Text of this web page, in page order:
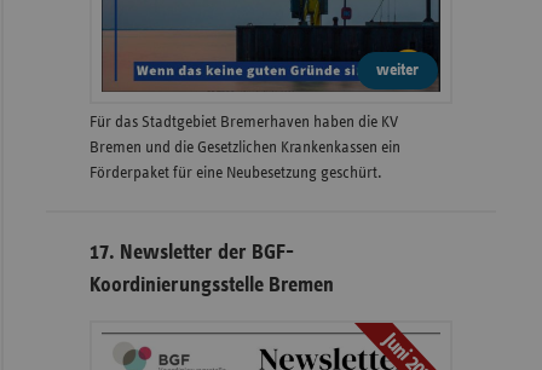
weiter
Für das Stadtgebiet Bremerhaven haben die KV
Bremen und die Gesetzlichen Krankenkassen ein
Förderpaket für eine Neubesetzung geschürt.
17. Newsletter der BGF-
Koordinierungsstelle Bremen